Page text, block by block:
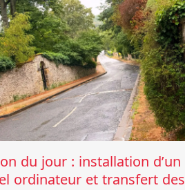
du jour : installation d’un
ordinateur et transfert des